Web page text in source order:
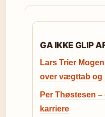
GA IKKE GLIP
Lars Trier
over vægttab og
Per Thøstesen
karriere